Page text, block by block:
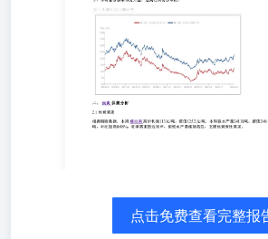
期行情易涨难跌。 二、二、焦炭焦
焦炭需求 根据钢联数据，本周螺纹
前值125.2元/吨，本周铁水产量241
产量增加0.19万吨，环比提高0.08%
但铁水产量维持高位，支撑焦炭刚
据，本周焦炭产量113.14万吨，前值
家钢厂焦炭日均产量47.71万吨，前
钢联数据，本周焦炭库存1016.41万
中247家钢厂焦炭库存704.21万吨，
点击免费查看完整报